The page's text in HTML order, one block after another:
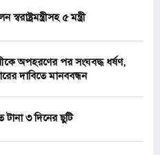
৫ মন্ত্রী
অপহরণের পর সংঘবদ্ধ ধর্ষণ,
দাবিতে মানববন্ধন
টানা ৩ দিনের ছুটি